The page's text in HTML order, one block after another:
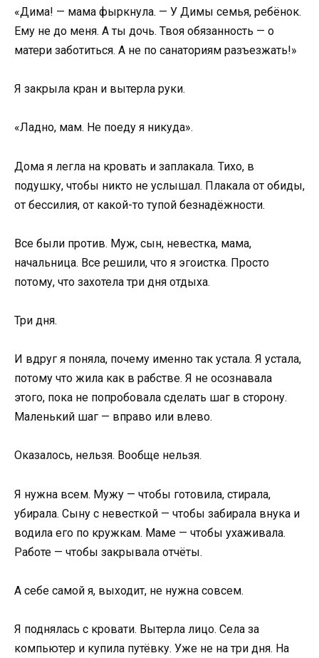
«Дима! — мама фыркнула. — У Димы семья, ребёнок.
Ему не до меня. А ты дочь. Твоя обязанность — о
матери заботиться. А не по санаториям разъезжать!»
Я закрыла кран и вытерла руки.
«Ладно, мам. Не поеду я никуда».
Дома я легла на кровать и заплакала. Тихо, в
подушку, чтобы никто не услышал. Плакала от обиды,
от бессилия, от какой-то тупой безнадёжности.
Все были против. Муж, сын, невестка, мама,
начальница. Все решили, что я эгоистка. Просто
потому, что захотела три дня отдыха.
Три дня.
И вдруг я поняла, почему именно так устала. Я устала,
потому что жила как в рабстве. Я не осознавала
этого, пока не попробовала сделать шаг в сторону.
Маленький шаг — вправо или влево.
Оказалось, нельзя. Вообще нельзя.
Я нужна всем. Мужу — чтобы готовила, стирала,
убирала. Сыну с невесткой — чтобы забирала внука и
водила его по кружкам. Маме — чтобы ухаживала.
Работе — чтобы закрывала отчёты.
А себе самой я, выходит, не нужна совсем.
Я поднялась с кровати. Вытерла лицо. Села за
компьютер и купила путёвку. Уже не на три дня. На